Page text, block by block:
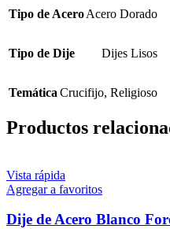
Tipo de AceroAcero Dorado
Tipo de Dije Dijes Lisos
Temática Crucifijo, Religioso
Productos
Vista rápida
Agregar a favoritos
Dije de Acero Blanco